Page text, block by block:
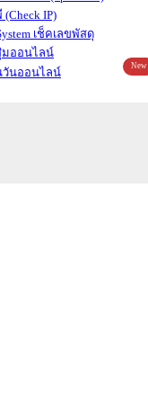
(Check IP)
เช็คเลขพัสดุ
มออนไลน์
วันออนไลน์
New